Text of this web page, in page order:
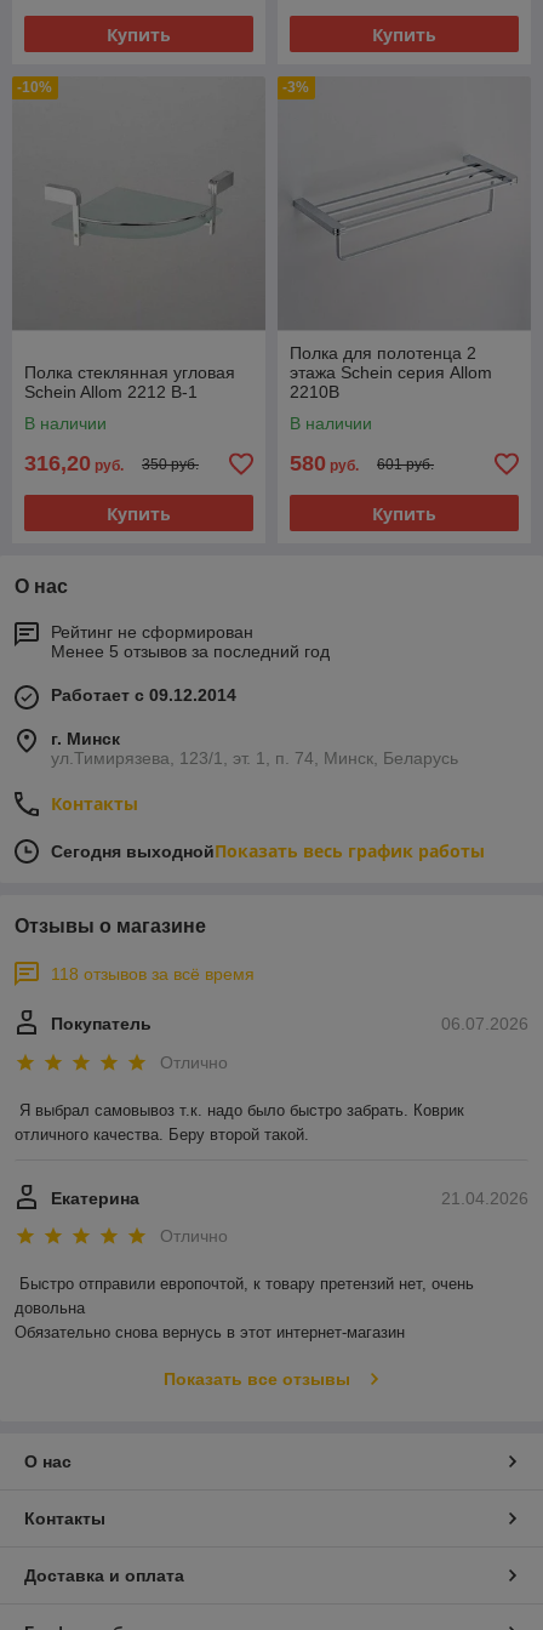
Купить Купить
-10%
Полка стеклянная угловая
Schein Allom 2212 В-1
В наличии
316,20 руб. 350 руб.
Купить
-3%
Полка для полотенца 2
этажа Schein серия Allom
2210В
В наличии
580 руб. 601 руб.
Купить
О нас
Рейтинг не сформирован
Менее 5 отзывов за последний год
Работает с 09.12.2014
г. Минск
ул.Тимирязева, 123/1, эт. 1, п. 74, Минск, Беларусь
Контакты
Сегодня выходнойПоказать весь график работы
Отзывы о магазине
118 отзывов за всё время
06.07.2026
Покупатель
Отлично
Я выбрал самовывоз т.к. надо было быстро забрать. Коврик
отличного качества. Беру второй такой.
21.04.2026
Екатерина
Отлично
Быстро отправили европочтой, к товару претензий нет, очень
довольна
Обязательно снова вернусь в этот интернет-магазин
Показать все отзывы
О нас
Контакты
Доставка и оплата